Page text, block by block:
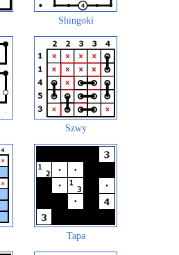
Shingoki
Szwy
Tapa